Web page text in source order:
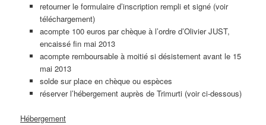
retourner le formulaire d’inscription rempli et signé (voir
téléchargement)
acompte 100 euros par chèque à l’ordre d’Olivier JUST,
encaissé fin mai 2013
acompte remboursable à moitié si désistement avant le 15
mai 2013
solde sur place en chèque ou espèces
réserver l’hébergement auprès de Trimurti (voir ci-dessous)
Hébergement